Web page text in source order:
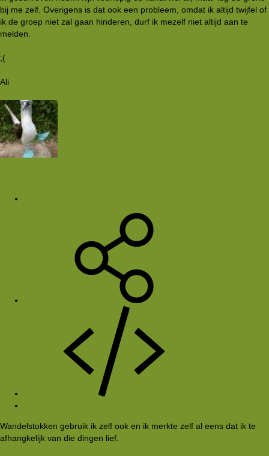
bij me zelf. Overigens is dat ook een probleem, omdat ik altijd twijfel of
ik de groep niet zal gaan hinderen, durf ik mezelf niet altijd aan te
melden.
;(
Ali
Wandelstokken gebruik ik zelf ook en ik merkte zelf al eens dat ik te
afhangkelijk van die dingen lief.